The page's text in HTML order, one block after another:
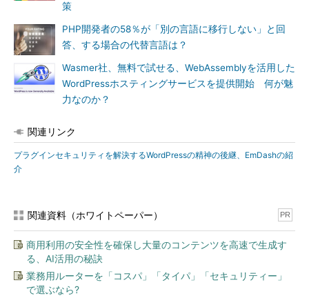
策
PHP開発者の58％が「別の言語に移行しない」と回
答、する場合の代替言語は？
Wasmer社、無料で試せる、WebAssemblyを活用した
WordPressホスティングサービスを提供開始 何が魅
力なのか？
関連リンク
プラグインセキュリティを解決するWordPressの精神の後継、EmDashの紹
介
関連資料（ホワイトペーパー） PR
商用利用の安全性を確保し大量のコンテンツを高速で生成す
る、AI活用の秘訣
業務用ルーターを「コスパ」「タイパ」「セキュリティー」
で選ぶなら?